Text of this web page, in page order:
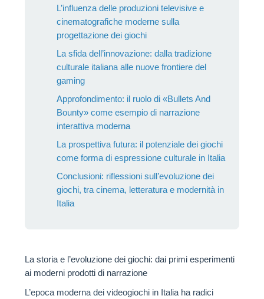
L’influenza delle produzioni televisive e
cinematografiche moderne sulla
progettazione dei giochi
La sfida dell’innovazione: dalla tradizione
culturale italiana alle nuove frontiere del
gaming
Approfondimento: il ruolo di «Bullets And
Bounty» come esempio di narrazione
interattiva moderna
La prospettiva futura: il potenziale dei giochi
come forma di espressione culturale in Italia
Conclusioni: riflessioni sull’evoluzione dei
giochi, tra cinema, letteratura e modernità in
Italia
La storia e l’evoluzione dei giochi: dai primi esperimenti
ai moderni prodotti di narrazione
L’epoca moderna dei videogiochi in Italia ha radici